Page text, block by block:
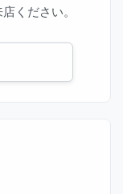
ください。